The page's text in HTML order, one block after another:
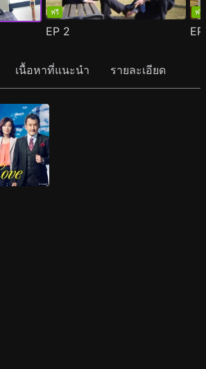
ฟรี
EP 2
ฟรี
เนื้อหาที่แนะนำ รายละเอียด